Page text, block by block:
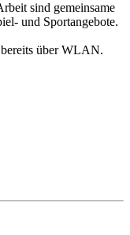
sind gemeinsame
und Sportangebote.
bereits über WLAN.